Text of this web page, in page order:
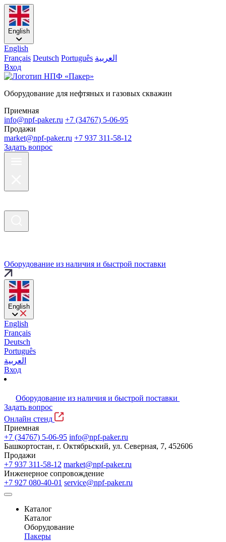
English
English
Français Deutsch Português العربية
Вход
Оборудование для нефтяных и газовых скважин
Приемная
info@npf-paker.ru +7 (34767) 5-06-95
Продажи
market@npf-paker.ru +7 937 311-58-12
Задать вопрос
Оборудование из наличия и быстрой поставки
English
English
Français
Deutsch
Português
العربية
Вход
Оборудование из наличия и быстрой поставки
Задать вопрос
Онлайн стенд
Приемная
+7 (34767) 5-06-95 info@npf-paker.ru
Башкортостан, г. Октябрьский, ул. Северная, 7, 452606
Продажи
+7 937 311-58-12 market@npf-paker.ru
Инженерное сопровождение
+7 927 080-40-01 service@npf-paker.ru
Каталог
Каталог
Оборудование
Пакеры